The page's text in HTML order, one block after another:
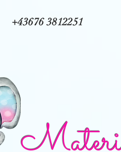
+43676 3812251